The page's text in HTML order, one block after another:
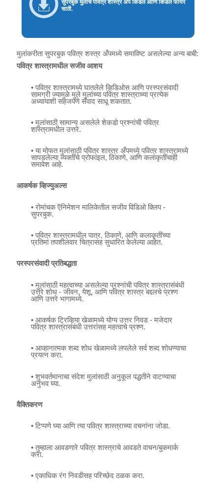
सुपरबुक मुलांचे पवित्र शास्त्र अँप किंडल आणि किंडल फायर
साठी.
मुलांकरीता सुपरबुक पवित्र शस्त्र अँपमध्ये समाविष्ट असलेल्या अन्य बाबी:
पवित्र शास्त्रामधील सजीव आशय
• पवित्र शास्त्रामध्ये घातलेले व्हिडिओस आणि परस्परसंवादी
सामग्री ज्यामुळे मुले मुलांच्या पवित्र शास्त्राच्या प्रत्येक
अध्यायाशी सहजपणे संवाद साधू शकतात.
• मुलांसाठी सामान्य असलेले शेकडो प्रश्नांची पवित्र
शास्त्रामधील उत्तरे.
• या मोफत मुलांसाठी पवित्र शास्त्र अँपमध्ये पवित्र शास्त्रामध्ये
सापडलेल्या व्यक्तींचे प्रोफाइल, ठिकाणे, आणि कलाकृतींचाही
समावेश आहे.
आकर्षक व्हिज्युअल्स
• रोमांचक ऍनिमेशन मालिकेतील सजीव विडिओ क्लिप -
सुपरबुक.
• पवित्र शास्त्रामधील पात्र, ठिकाणे, आणि कलाकृतींच्या
प्रतिमा तपशीलवार चित्रासह सुधारित केलेल्या आहेत.
परस्परसंवादी प्रतिबद्धता
• मुलांसाठी महत्वाच्या असलेल्या प्रश्नांची पवित्र शास्त्रासंबंधी
उत्तरे शोथ - जीवन, येशू, आणि पवित्र शास्त्र बद्दलचे प्रश्ण
आणि उत्तरे भागामध्ये.
• आकर्षक ट्रिव्हिया खेळामध्ये योग्य उत्तर निवड - मजेदार
पवित्र शास्त्रासंबंधी उत्तरांसह महत्वाचे प्रश्ण.
• आव्हानात्मक शब्द शोध खेळामध्ये लपलेले सर्व शब्द शोधण्याचा
प्रयत्न करा.
• शुभवर्तमानाचा संदेश मुलांसाठी अनुकूल पद्धतीने वाटण्याचा
अनुभव घ्या.
वैक्तिकरण
• टिप्पणे घ्या आणि त्या पवित्र शास्त्राच्या वचनांना जोडा.
• तुम्हाला आवडणारे पवित्र शास्त्राचे आवडते वाचन/बुकमार्क
करा.
• एकाधिक रंग निवडीसह परिच्छेद ठळक करा.